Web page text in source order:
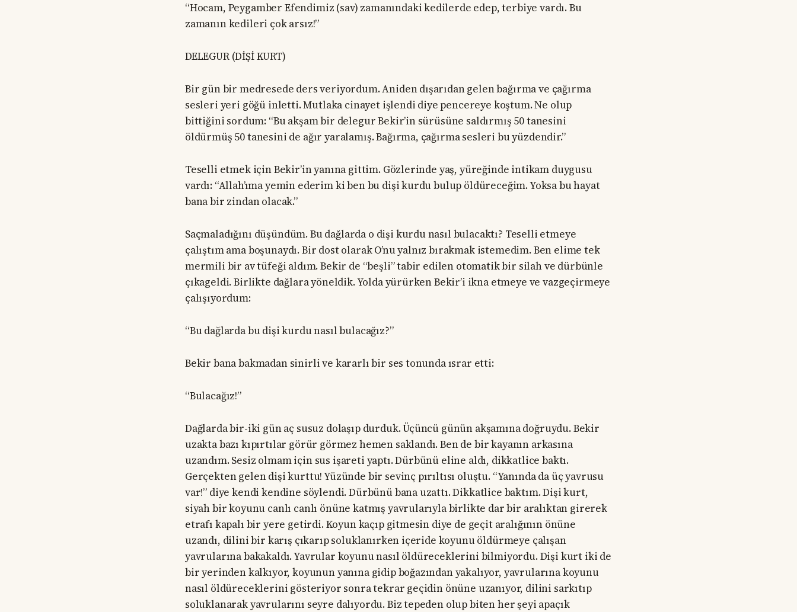
“Hocam, Peygamber Efendimiz (sav) zamanındaki kedilerde edep, terbiye vardı. Bu
zamanın kedileri çok arsız!”
DELEGUR (DİŞİ KURT)
Bir gün bir medresede ders veriyordum. Aniden dışarıdan gelen bağırma ve çağırma
sesleri yeri göğü inletti. Mutlaka cinayet işlendi diye pencereye koştum. Ne olup
bittiğini sordum: “Bu akşam bir delegur Bekir’in sürüsüne saldırmış 50 tanesini
öldürmüş 50 tanesini de ağır yaralamış. Bağırma, çağırma sesleri bu yüzdendir.”
Teselli etmek için Bekir’in yanına gittim. Gözlerinde yaş, yüreğinde intikam duygusu
vardı: “Allah’ıma yemin ederim ki ben bu dişi kurdu bulup öldüreceğim. Yoksa bu hayat
bana bir zindan olacak.”
Saçmaladığını düşündüm. Bu dağlarda o dişi kurdu nasıl bulacaktı? Teselli etmeye
çalıştım ama boşunaydı. Bir dost olarak O’nu yalnız bırakmak istemedim. Ben elime tek
mermili bir av tüfeği aldım. Bekir de “beşli” tabir edilen otomatik bir silah ve dürbünle
çıkageldi. Birlikte dağlara yöneldik. Yolda yürürken Bekir’i ikna etmeye ve vazgeçirmeye
çalışıyordum:
“Bu dağlarda bu dişi kurdu nasıl bulacağız?”
Bekir bana bakmadan sinirli ve kararlı bir ses tonunda ısrar etti:
“Bulacağız!”
Dağlarda bir-iki gün aç susuz dolaşıp durduk. Üçüncü günün akşamına doğruydu. Bekir
uzakta bazı kıpırtılar görür görmez hemen saklandı. Ben de bir kayanın arkasına
uzandım. Sesiz olmam için sus işareti yaptı. Dürbünü eline aldı, dikkatlice baktı.
Gerçekten gelen dişi kurttu! Yüzünde bir sevinç pırıltısı oluştu. “Yanında da üç yavrusu
var!” diye kendi kendine söylendi. Dürbünü bana uzattı. Dikkatlice baktım. Dişi kurt,
siyah bir koyunu canlı canlı önüne katmış yavrularıyla birlikte dar bir aralıktan girerek
etrafı kapalı bir yere getirdi. Koyun kaçıp gitmesin diye de geçit aralığının önüne
uzandı, dilini bir karış çıkarıp soluklanırken içeride koyunu öldürmeye çalışan
yavrularına bakakaldı. Yavrular koyunu nasıl öldüreceklerini bilmiyordu. Dişi kurt iki de
bir yerinden kalkıyor, koyunun yanına gidip boğazından yakalıyor, yavrularına koyunu
nasıl öldüreceklerini gösteriyor sonra tekrar geçidin önüne uzanıyor, dilini sarkıtıp
soluklanarak yavrularını seyre dalıyordu. Biz tepeden olup biten her şeyi apaçık